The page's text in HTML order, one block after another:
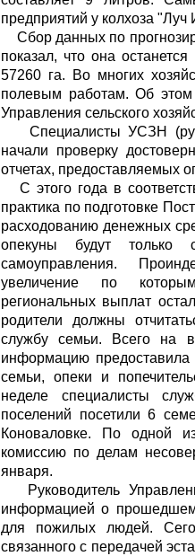
предприятий у колхоза "Луч
Сбор данных по
показал, что она
57260 га. Во многих
полевым работам. Об этом
Управления сельского
Специалисты УСЗН
начали проверку
отчетах, предоставляемых
С этого года в
практика по подготовке
расходованию денежных
опекуны будут только
самоуправления.
увеличение по
региональных выплат
родители должны
службу семьи. Всего на
информацию предоставила
семьи, опеки и
неделе специалисты
поселений посетили 6
Коноваловке. По одной
комиссию по делам
января.
Руководитель
информацией о
для пожилых людей.
связанного с передачей